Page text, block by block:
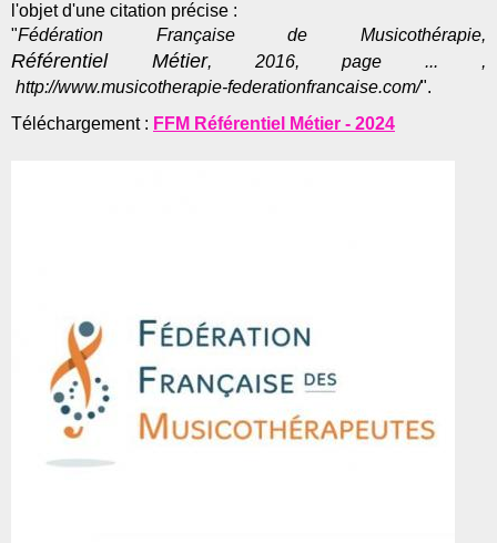
l'objet d'une citation précise :
"Fédération Française de Musicothérapie,
Référentiel Métier, 2016, page ... ,
http://www.musicotherapie-federationfrancaise.com/".
Téléchargement : FFM Référentiel Métier - 2024